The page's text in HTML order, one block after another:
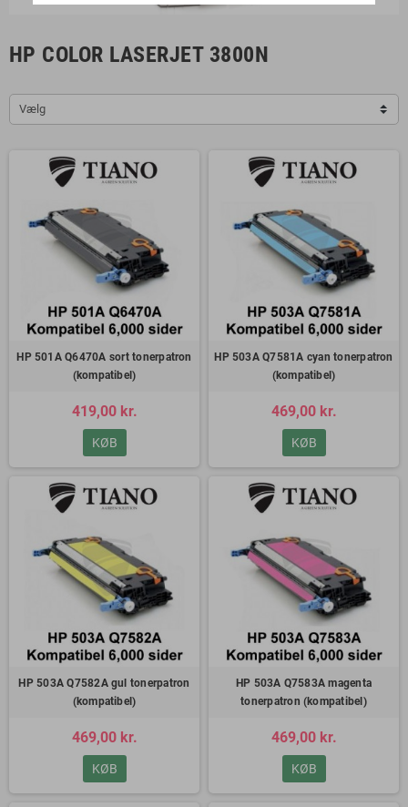
HP COLOR LASERJET 3800N
Vælg
HP 501A Q6470A sort tonerpatron
(kompatibel)
419,00 kr.
KØB
HP 503A Q7581A cyan tonerpatron
(kompatibel)
469,00 kr.
KØB
HP 503A Q7582A gul tonerpatron
(kompatibel)
469,00 kr.
KØB
HP 503A Q7583A magenta
tonerpatron (kompatibel)
469,00 kr.
KØB